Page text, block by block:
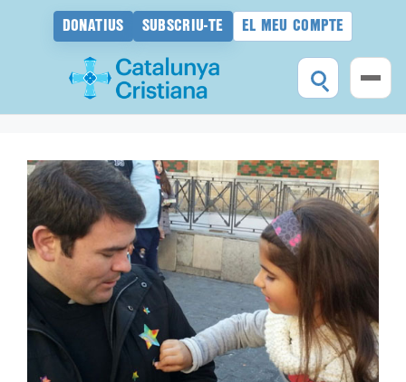
DONATIUS SUBSCRIU-TE EL MEU COMPTE
contingut